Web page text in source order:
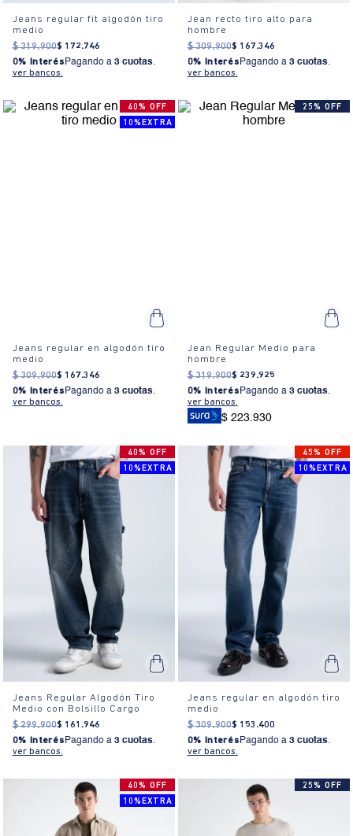
Jeans regular fit algodón tiro
medio
$ 319.900$ 172.746
0% Interés Pagando a 3 cuotas.
ver bancos.
Jean recto tiro alto para
hombre
$ 309.900$ 167.346
0% Interés Pagando a 3 cuotas.
ver bancos.
40% OFF
10%EXTRA
Jeans regular en algodón tiro
medio
$ 309.900$ 167.346
0% Interés Pagando a 3 cuotas.
ver bancos.
25% OFF
Jean Regular Medio para
hombre
$ 319.900$ 239.925
0% Interés Pagando a 3 cuotas.
ver bancos.
$ 223.930
40% OFF
10%EXTRA
Jeans Regular Algodón Tiro
Medio con Bolsillo Cargo
$ 299.900$ 161 .946
0% Interés Pagando a 3 cuotas.
ver bancos.
45% OFF
10%EXTRA
Jeans regular en algodón tiro
medio
$ 309.900$ 153 .400
0% Interés Pagando a 3 cuotas.
ver bancos.
40% OFF
10%EXTRA
25% OFF